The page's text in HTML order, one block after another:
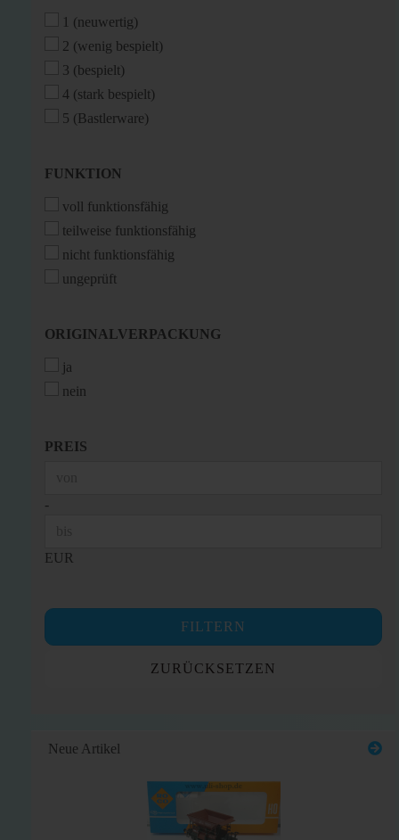
1 (neuwertig)
2 (wenig bespielt)
3 (bespielt)
4 (stark bespielt)
5 (Bastlerware)
FUNKTION
FUNKTION
voll funktionsfähig
teilweise funktionsfähig
nicht funktionsfähig
ungeprüft
ORIGINALVERPACKUNG
ORIGINALVERPACKUNG
ja
nein
PREIS
PREIS
-
EUR
FILTERN
ZURÜCKSETZEN
Neue Artikel